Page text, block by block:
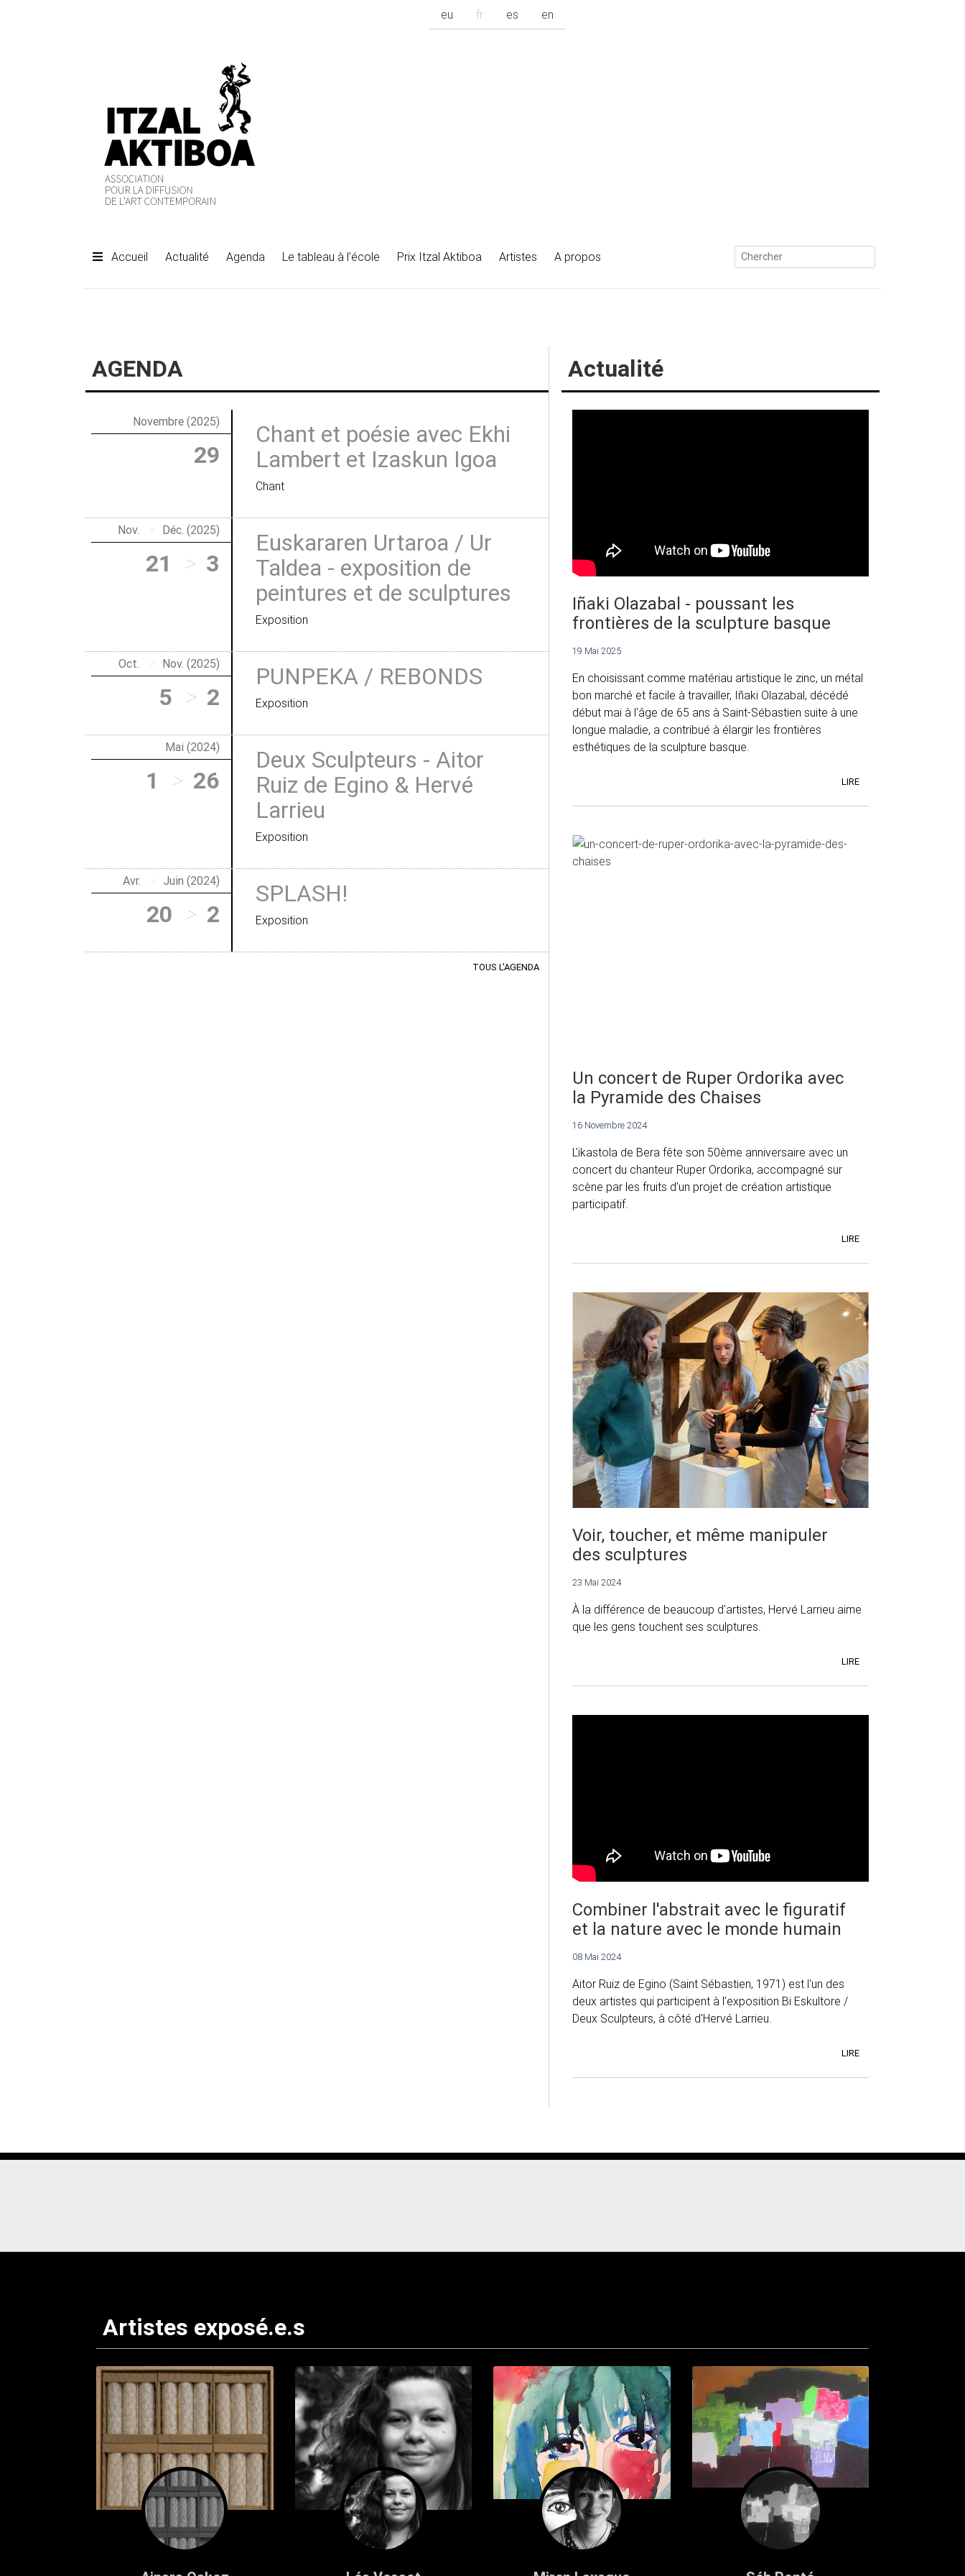
eu fr es en
Accueil Actualité Agenda Le tableau à l’école Prix Itzal Aktiboa Artistes A propos
AGENDA
Novembre (2025)
29
Chant et poésie avec Ekhi
Lambert et Izaskun Igoa
Chant
Nov. > Déc. (2025)
21 > 3
Euskararen Urtaroa / Ur
Taldea - exposition de
peintures et de sculptures
Exposition
Oct. > Nov. (2025)
5 > 2
PUNPEKA / REBONDS
Exposition
Mai (2024)
1 > 26
Deux Sculpteurs - Aitor
Ruiz de Egino & Hervé
Larrieu
Exposition
Avr. > Juin (2024)
20 > 2
SPLASH!
Exposition
TOUS L'AGENDA
Actualité
Iñaki Olazabal - poussant les
frontières de la sculpture basque
19 Mai 2025
En choisissant comme matériau artistique le zinc, un métal
bon marché et facile à travailler, Iñaki Olazabal, décédé
début mai à l'âge de 65 ans à Saint-Sébastien suite à une
longue maladie, a contribué à élargir les frontières
esthétiques de la sculpture basque.
LIRE
Un concert de Ruper Ordorika avec
la Pyramide des Chaises
16 Novembre 2024
L'ikastola de Bera fête son 50ème anniversaire avec un
concert du chanteur Ruper Ordorika, accompagné sur
scène par les fruits d'un projet de création artistique
participatif.
LIRE
Voir, toucher, et même manipuler
des sculptures
23 Mai 2024
À la différence de beaucoup d'artistes, Hervé Larrieu aime
que les gens touchent ses sculptures.
LIRE
Combiner l'abstrait avec le figuratif
et la nature avec le monde humain
08 Mai 2024
Aitor Ruiz de Egino (Saint Sébastien, 1971) est l'un des
deux artistes qui participent à l'exposition Bi Eskultore /
Deux Sculpteurs, à côté d'Hervé Larrieu.
LIRE
Artistes exposé.e.s